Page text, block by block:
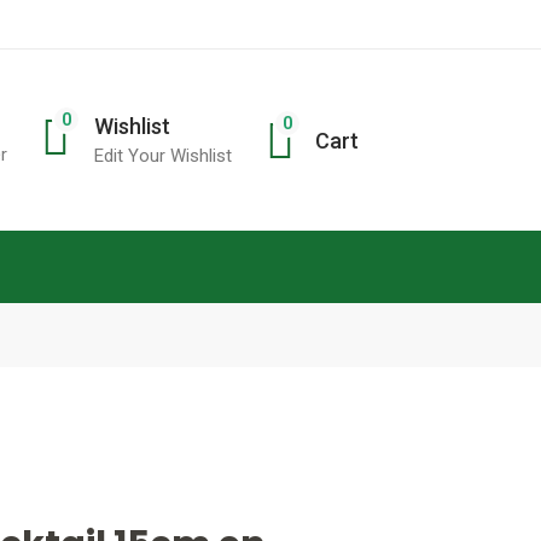
0 Wishlist
Edit Your Wishlist
0
Cart